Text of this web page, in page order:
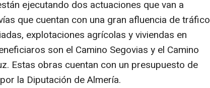
ejecutando dos actuaciones que van a
que cuentan con una gran afluencia de tráfico
explotaciones agrícolas y viviendas en
son el Camino Segovias y el Camino
Estas obras cuentan con un presupuesto de
la Diputación de Almería.